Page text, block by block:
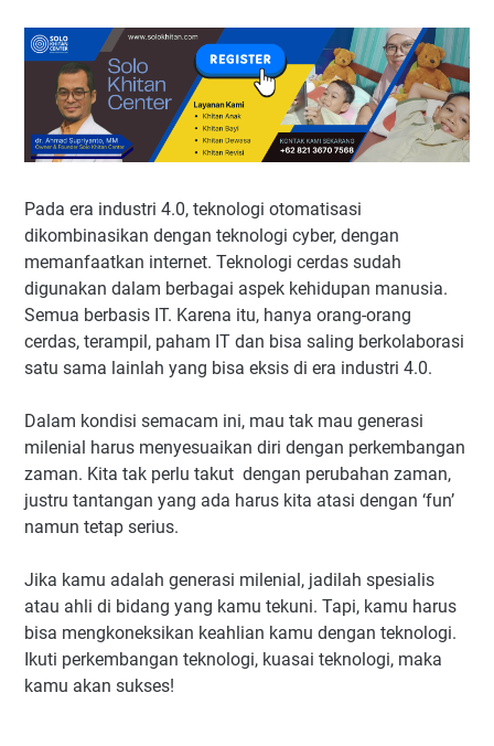
Pada era industri 4.0, teknologi otomatisasi
dikombinasikan dengan teknologi cyber, dengan
memanfaatkan internet. Teknologi cerdas sudah
digunakan dalam berbagai aspek kehidupan manusia.
Semua berbasis IT. Karena itu, hanya orang-orang
cerdas, terampil, paham IT dan bisa saling berkolaborasi
satu sama lainlah yang bisa eksis di era industri 4.0.
Dalam kondisi semacam ini, mau tak mau generasi
milenial harus menyesuaikan diri dengan perkembangan
zaman. Kita tak perlu takut dengan perubahan zaman,
justru tantangan yang ada harus kita atasi dengan ‘fun’
namun tetap serius.
Jika kamu adalah generasi milenial, jadilah spesialis
atau ahli di bidang yang kamu tekuni. Tapi, kamu harus
bisa mengkoneksikan keahlian kamu dengan teknologi.
Ikuti perkembangan teknologi, kuasai teknologi, maka
kamu akan sukses!